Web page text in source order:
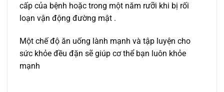
cấp của bệnh hoặc trong một năm rưỡi khi bị rối
loạn vận động đường mật .
Một chế độ ăn uống lành mạnh và tập luyện cho
sức khỏe đều đặn sẽ giúp cơ thể bạn luôn khỏe
mạnh